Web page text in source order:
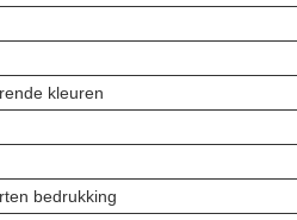
kleuren
bedrukking